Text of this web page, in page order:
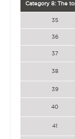
Category 8: The
35
36
37
38
39
40
41